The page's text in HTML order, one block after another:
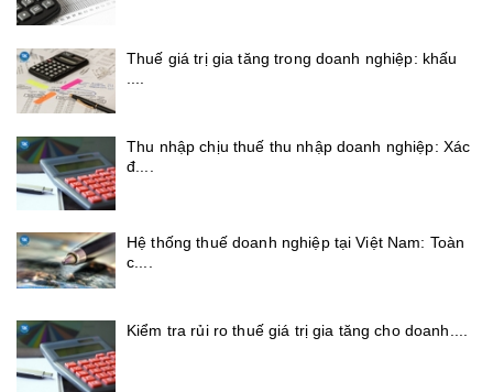
Thuế giá trị gia tăng trong doanh nghiệp: khấu
Thu nhập chịu thuế thu nhập doanh nghiệp: Xác
đ....
Hệ thống thuế doanh nghiệp tại Việt Nam: Toàn
c....
Kiểm tra rủi ro thuế giá trị gia tăng cho doanh....